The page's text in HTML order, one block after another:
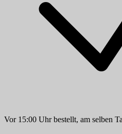
Vor 15:00 Uhr bestellt, am selben